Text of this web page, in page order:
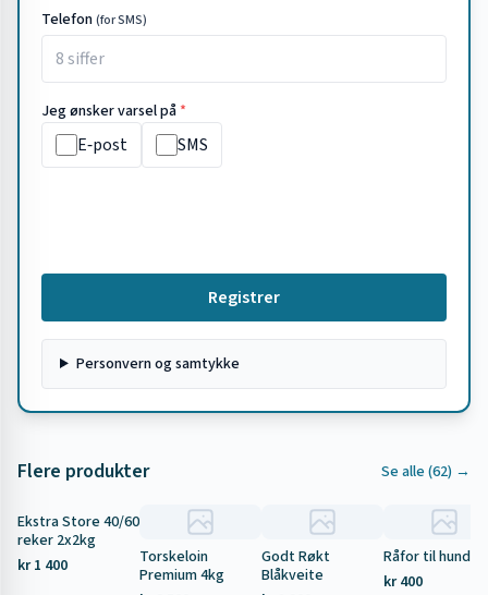
Telefon(for SMS)
Jeg ønsker varsel på *
E‑post SMS
Registrer
Personvern og samtykke
Flere produkter Se alle (62) →
Tilbud
Ekstra Store 40/60
reker 2x2kg
kr 1 400
Torskeloin
Premium 4kg
Godt Røkt
Blåkveite
Råfor til hund
kr 400